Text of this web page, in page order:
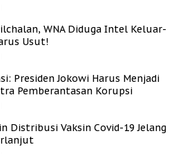
WNA Diduga Intel Keluar-
Usut!
Presiden Jokowi Harus Menjadi
Pemberantasan Korupsi
Distribusi Vaksin Covid-19 Jelang